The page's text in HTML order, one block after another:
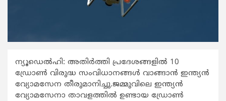
ന്യൂഡെല്‍ഹി: അതിര്‍ത്തി പ്രദേശങ്ങളില്‍ 10
ഡ്രോണ്‍ വിരുദ്ധ സംവിധാനങ്ങള്‍ വാങ്ങാന്‍ ഇന്ത്യന്‍
വ്യോമസേന തീരുമാനിച്ചു.ജമ്മുവിലെ ഇന്ത്യന്‍
വ്യോമസേനാ താവളത്തില്‍ ഉണ്ടായ ഡ്രോണ്‍